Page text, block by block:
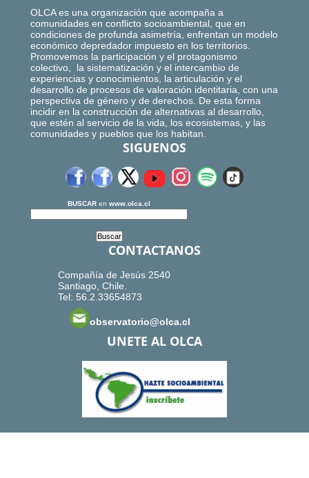
OLCA es una organización que acompaña a
comunidades en conflicto socioambiental, que en
condiciones de profunda asimetría, enfrentan un modelo
económico depredador impuesto en los territorios.
Promovemos la participación y el protagonismo
colectivo, la sistematización y el intercambio de
experiencias y conocimientos, la articulación y el
desarrollo de procesos de valoración identitaria, con una
perspectiva de género y de derechos. De esta forma
incidir en la construcción de alternativas al desarrollo,
que estén al servicio de la vida, los ecosistemas, y las
comunidades y pueblos que los habitan.
SIGUENOS
BUSCAR en www.olca.cl
CONTACTANOS
Compañía de Jesús 2540
Santiago, Chile.
Tel: 56.2.33654873
observatorio@olca.cl
UNETE AL OLCA